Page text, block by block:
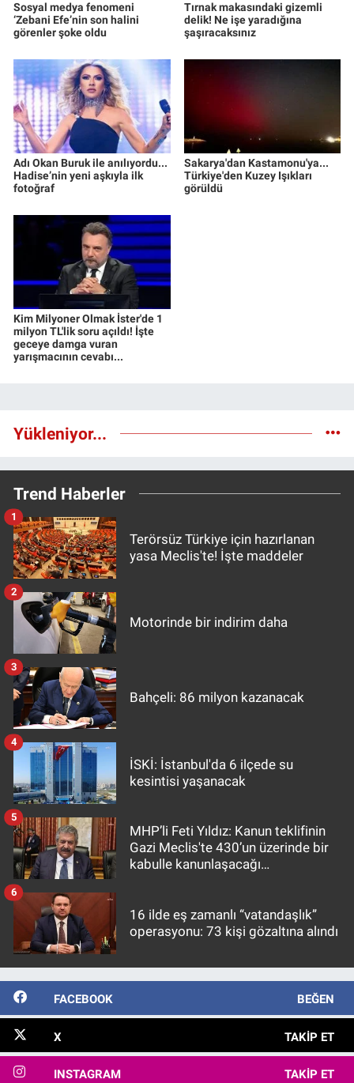
Sosyal medya fenomeni
‘Zebani Efe’nin son halini
görenler şoke oldu
Tırnak makasındaki gizemli
delik! Ne işe yaradığına
şaşıracaksınız
Adı Okan Buruk ile anılıyordu...
Hadise’nin yeni aşkıyla ilk
fotoğraf
Sakarya'dan Kastamonu'ya...
Türkiye'den Kuzey Işıkları
görüldü
Kim Milyoner Olmak İster'de 1
milyon TL'lik soru açıldı! İşte
geceye damga vuran
yarışmacının cevabı...
Yükleniyor...
Trend Haberler
Terörsüz Türkiye için hazırlanan
yasa Meclis'te! İşte maddeler
1
Motorinde bir indirim daha
2
Bahçeli: 86 milyon kazanacak
3
İSKİ: İstanbul'da 6 ilçede su
kesintisi yaşanacak
4
MHP’li Feti Yıldız: Kanun teklifinin
Gazi Meclis'te 430’un üzerinde bir
kabulle kanunlaşacağı
5
16 ilde eş zamanlı “vatandaşlık”
operasyonu: 73 kişi gözaltına alındı
6
FACEBOOK BEĞEN
X TAKIP ET
INSTAGRAM TAKIP ET